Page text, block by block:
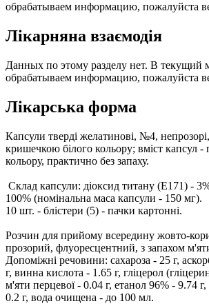
обрабатываем информацию, пожалуйста
Лікарняна взаємодія
Данных по этому разделу нет. В текущий
обрабатываем информацию, пожалуйста
Лікарська форма
Капсули тверді желатинові, №4,
кришечкою білого кольору; вміст капсул
кольору, практично без запаху.
Склад капсули: діоксид титану (Е171) -
100% (номінальна маса капсули - 150 мг).
10 шт. - блістери (5) - пачки картонні.
Розчин для прийому всередину жовто-
прозорий, флуоресцентний, з запахом
Допоміжні речовини: сахароза - 25 г,
г, винна кислота - 1.65 г, гліцерол
м'яти перцевої - 0.04 г, етанол 96% - 9.74
0.2 г, вода очищена - до 100 мл.